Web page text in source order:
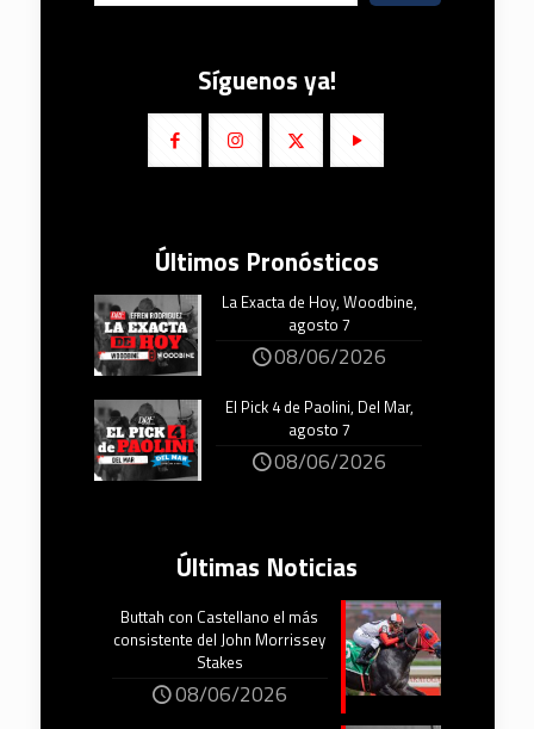
Síguenos ya!
Últimos Pronósticos
La Exacta de Hoy, Woodbine,
agosto 7
08/06/2026
El Pick 4 de Paolini, Del Mar,
agosto 7
08/06/2026
Últimas Noticias
Buttah con Castellano el más
consistente del John Morrissey
Stakes
08/06/2026